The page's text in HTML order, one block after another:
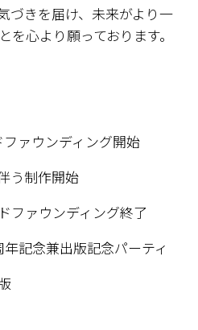
づきを届け、未来がより一
心より願っております。
ァウンディング開始
う制作開始
ファウンディング終了
記念兼出版記念パーティ